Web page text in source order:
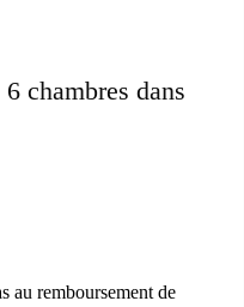
chambres dans
au remboursement de